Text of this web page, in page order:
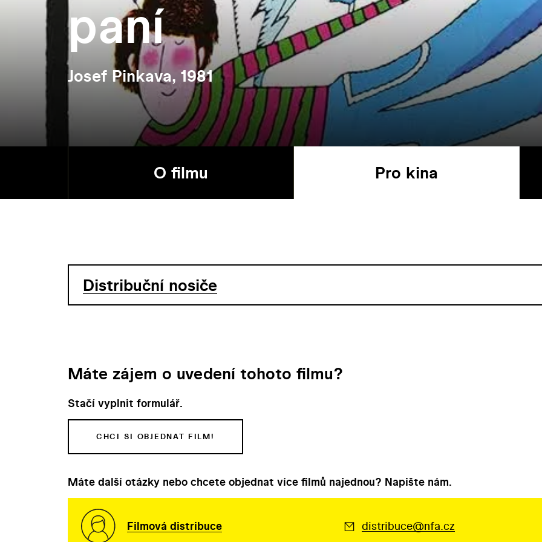
paní
Josef Pinkava, 1981
O filmu Pro kina
Distribuční nosiče
Máte zájem o uvedení tohoto filmu?
Stačí vyplnit formulář.
CHCI SI OBJEDNAT FILM!
Máte další otázky nebo chcete objednat více filmů najednou? Napište nám.
Filmová distribuce distribuce@nfa.cz